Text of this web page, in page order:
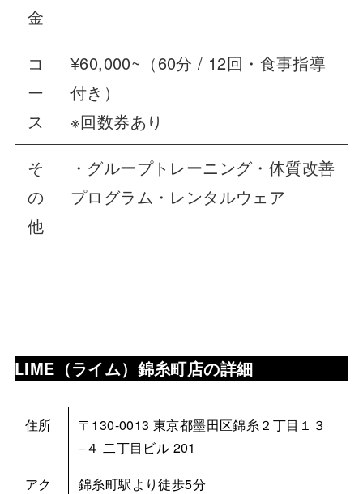
金
コ
ー
ス
¥60,000~（60分 / 12回・食事指導
付き）
※回数券あり
そ
の
他
・グループトレーニング・体質改善
プログラム・レンタルウェア
LIME（ライム）錦糸町店の詳細
住所
〒130-0013 東京都墨田区錦糸２丁目１３
−４ 二丁目ビル 201
アク
錦糸町駅より徒歩5分